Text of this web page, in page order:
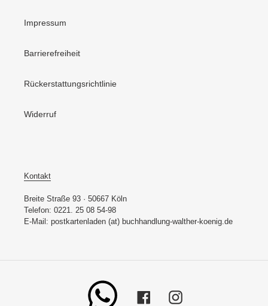
Impressum
Barrierefreiheit
Rückerstattungsrichtlinie
Widerruf
Kontakt
Breite Straße 93 · 50667 Köln
Telefon: 0221. 25 08 54-98
E-Mail: postkartenladen (at) buchhandlung-walther-koenig.de
FacebookInstagram